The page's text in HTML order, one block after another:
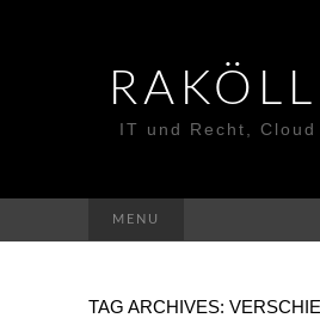
IT und Recht, Cloud
MENU
TAG ARCHIVES: